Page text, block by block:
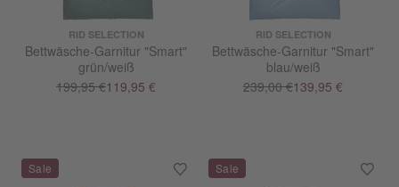
RID SELECTION
Bettwäsche-Garnitur "Smart"
grün/weiß
199,95 €119,95 €
RID SELECTION
Bettwäsche-Garnitur "Smart"
blau/weiß
239,00 €139,95 €